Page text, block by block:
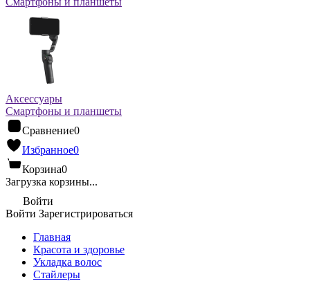
Аксессуары
Смартфоны и планшеты
Сравнение0
Избранное0
Корзина0
Загрузка корзины...
Войти
Войти Зарегистрироваться
Главная
Красота и здоровье
Укладка волос
Стайлеры